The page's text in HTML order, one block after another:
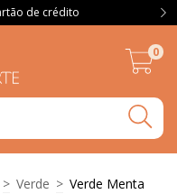
de crédito
0
> Verde > Verde Menta